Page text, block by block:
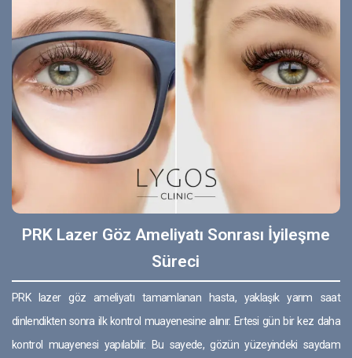
PRK Lazer Göz Ameliyatı Sonrası İyileşme
Süreci
PRK lazer göz ameliyatı tamamlanan hasta, yaklaşık yarım saat
dinlendikten sonra ilk kontrol muayenesine alınır. Ertesi gün bir kez daha
kontrol muayenesi yapılabilir. Bu sayede, gözün yüzeyindeki saydam